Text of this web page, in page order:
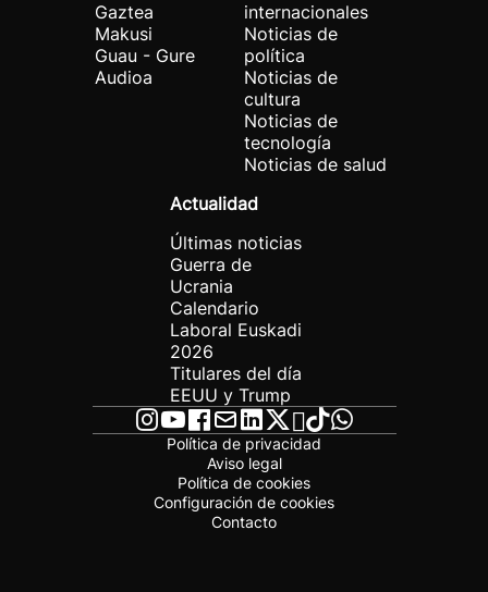
Gaztea
Makusi
Guau - Gure
Audioa
internacionales
Noticias de
política
Noticias de
cultura
Noticias de
tecnología
Noticias de salud
Actualidad
Últimas noticias
Guerra de
Ucrania
Calendario
Laboral Euskadi
2026
Titulares del día
EEUU y Trump
Política de privacidad
Aviso legal
Política de cookies
Configuración de cookies
Contacto